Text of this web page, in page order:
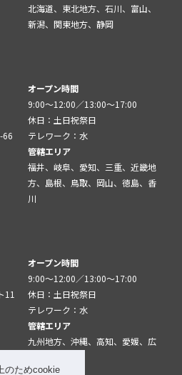
のためcookie
北海道、東北地方、石川、富山、
新潟、関東地方、静岡
66
オープン時間
9:00～12:00／13:00～17:00
休日：土日祝祭日
テレワーク：水
管轄エリア
福井、岐阜、愛知、三重、近畿地
方、島根、鳥取、岡山、徳島、香
川
11
オープン時間
9:00～12:00／13:00～17:00
休日：土日祝祭日
テレワーク：水
管轄エリア
九州地方、沖縄、高知、愛媛、広